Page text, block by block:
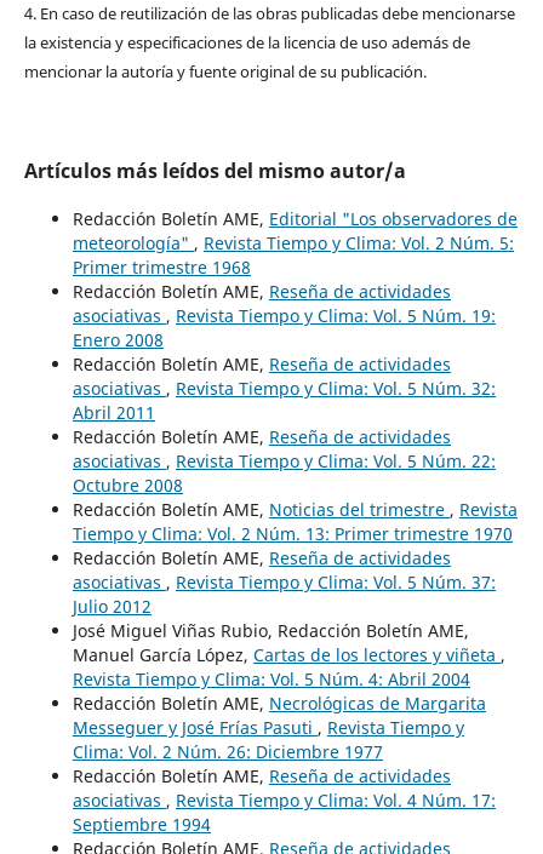
4. En caso de reutilización de las obras publicadas debe mencionarse
la existencia y especificaciones de la licencia de uso además de
mencionar la autoría y fuente original de su publicación.
Artículos más leídos del mismo autor/a
Redacción Boletín AME, Editorial "Los observadores de
meteorología" , Revista Tiempo y Clima: Vol. 2 Núm. 5:
Primer trimestre 1968
Redacción Boletín AME, Reseña de actividades
asociativas , Revista Tiempo y Clima: Vol. 5 Núm. 19:
Enero 2008
Redacción Boletín AME, Reseña de actividades
asociativas , Revista Tiempo y Clima: Vol. 5 Núm. 32:
Abril 2011
Redacción Boletín AME, Reseña de actividades
asociativas , Revista Tiempo y Clima: Vol. 5 Núm. 22:
Octubre 2008
Redacción Boletín AME, Noticias del trimestre , Revista
Tiempo y Clima: Vol. 2 Núm. 13: Primer trimestre 1970
Redacción Boletín AME, Reseña de actividades
asociativas , Revista Tiempo y Clima: Vol. 5 Núm. 37:
Julio 2012
José Miguel Viñas Rubio, Redacción Boletín AME,
Manuel García López, Cartas de los lectores y viñeta ,
Revista Tiempo y Clima: Vol. 5 Núm. 4: Abril 2004
Redacción Boletín AME, Necrológicas de Margarita
Messeguer y José Frías Pasuti , Revista Tiempo y
Clima: Vol. 2 Núm. 26: Diciembre 1977
Redacción Boletín AME, Reseña de actividades
asociativas , Revista Tiempo y Clima: Vol. 4 Núm. 17:
Septiembre 1994
Redacción Boletín AME, Reseña de actividades